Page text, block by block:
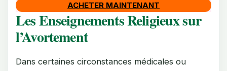
ACHETER MAINTENANT
Les Enseignements Religieux sur
l’Avortement
Dans certaines circonstances médicales ou